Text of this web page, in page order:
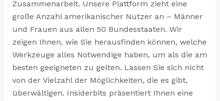
Zusammenarbeit. Unsere Plattform zieht eine
große Anzahl amerikanischer Nutzer an – Männer
und Frauen aus allen 50 Bundesstaaten. Wir
zeigen Ihnen, wie Sie herausfinden können, welche
Werkzeuge alles Notwendige haben, um als die am
besten geeigneten zu gelten. Lassen Sie sich nicht
von der Vielzahl der Möglichkeiten, die es gibt,
überwältigen. Insiderbits präsentiert Ihnen eine